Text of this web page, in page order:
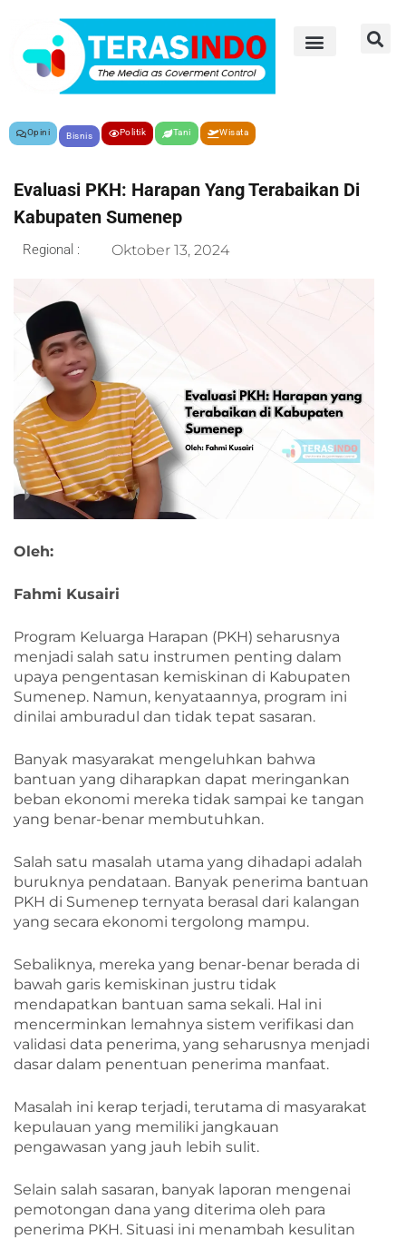
Opini Bisnis Politik Tani Wisata
Evaluasi PKH: Harapan Yang Terabaikan Di
Kabupaten Sumenep
Regional : Oktober 13, 2024
Oleh:
Fahmi Kusairi
Program Keluarga Harapan (PKH) seharusnya
menjadi salah satu instrumen penting dalam
upaya pengentasan kemiskinan di Kabupaten
Sumenep. Namun, kenyataannya, program ini
dinilai amburadul dan tidak tepat sasaran.
Banyak masyarakat mengeluhkan bahwa
bantuan yang diharapkan dapat meringankan
beban ekonomi mereka tidak sampai ke tangan
yang benar-benar membutuhkan.
Salah satu masalah utama yang dihadapi adalah
buruknya pendataan. Banyak penerima bantuan
PKH di Sumenep ternyata berasal dari kalangan
yang secara ekonomi tergolong mampu.
Sebaliknya, mereka yang benar-benar berada di
bawah garis kemiskinan justru tidak
mendapatkan bantuan sama sekali. Hal ini
mencerminkan lemahnya sistem verifikasi dan
validasi data penerima, yang seharusnya menjadi
dasar dalam penentuan penerima manfaat.
Masalah ini kerap terjadi, terutama di masyarakat
kepulauan yang memiliki jangkauan
pengawasan yang jauh lebih sulit.
Selain salah sasaran, banyak laporan mengenai
pemotongan dana yang diterima oleh para
penerima PKH. Situasi ini menambah kesulitan